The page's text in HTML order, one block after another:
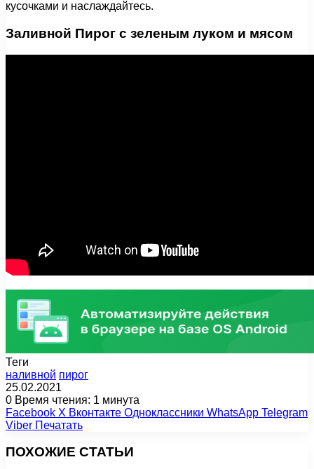
кусочками и наслаждайтесь.
Заливной Пирог с зеленым луком и мясом
Теги
наливной пирог
25.02.2021
0 Время чтения: 1 минута
Facebook X Вконтакте Одноклассники WhatsApp Telegram
Viber Печатать
ПОХОЖИЕ СТАТЬИ